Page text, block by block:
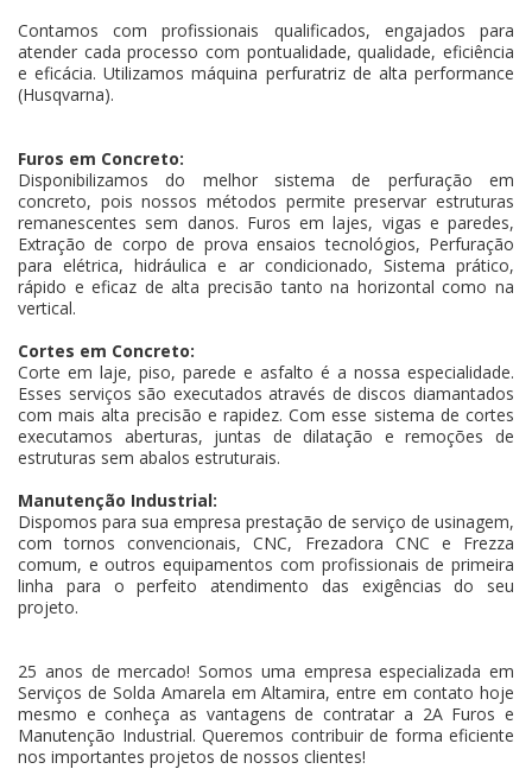
Contamos com profissionais qualificados, engajados para
atender cada processo com pontualidade, qualidade, eficiência
e eficácia. Utilizamos máquina perfuratriz de alta performance
(Husqvarna).
Furos em Concreto:
Disponibilizamos do melhor sistema de perfuração em
concreto, pois nossos métodos permite preservar estruturas
remanescentes sem danos. Furos em lajes, vigas e paredes,
Extração de corpo de prova ensaios tecnológios, Perfuração
para elétrica, hidráulica e ar condicionado, Sistema prático,
rápido e eficaz de alta precisão tanto na horizontal como na
vertical.
Cortes em Concreto:
Corte em laje, piso, parede e asfalto é a nossa especialidade.
Esses serviços são executados através de discos diamantados
com mais alta precisão e rapidez. Com esse sistema de cortes
executamos aberturas, juntas de dilatação e remoções de
estruturas sem abalos estruturais.
Manutenção Industrial:
Dispomos para sua empresa prestação de serviço de usinagem,
com tornos convencionais, CNC, Frezadora CNC e Frezza
comum, e outros equipamentos com profissionais de primeira
linha para o perfeito atendimento das exigências do seu
projeto.
25 anos de mercado! Somos uma empresa especializada em
Serviços de Solda Amarela em Altamira, entre em contato hoje
mesmo e conheça as vantagens de contratar a 2A Furos e
Manutenção Industrial. Queremos contribuir de forma eficiente
nos importantes projetos de nossos clientes!